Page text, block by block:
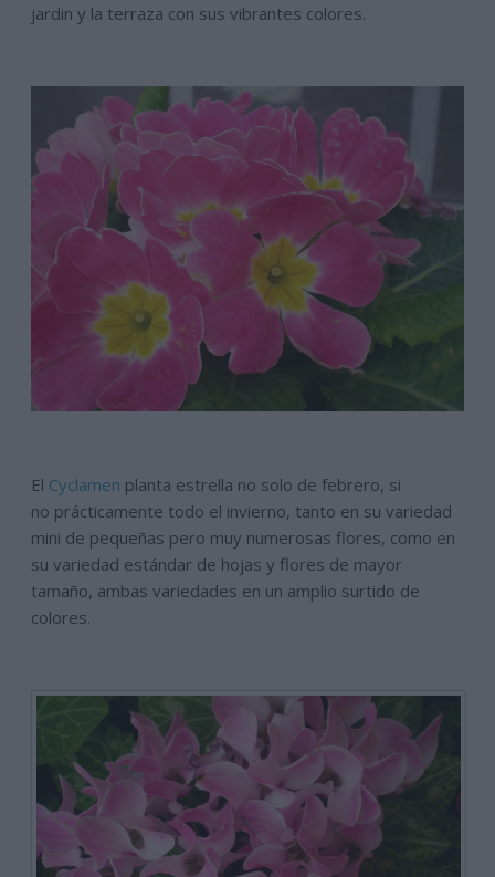
jardin y la terraza con sus vibrantes colores.
El Cyclamen planta estrella no solo de febrero, si
no prácticamente todo el invierno, tanto en su variedad
mini de pequeñas pero muy numerosas flores, como en
su variedad estándar de hojas y flores de mayor
tamaño, ambas variedades en un amplio surtido de
colores.